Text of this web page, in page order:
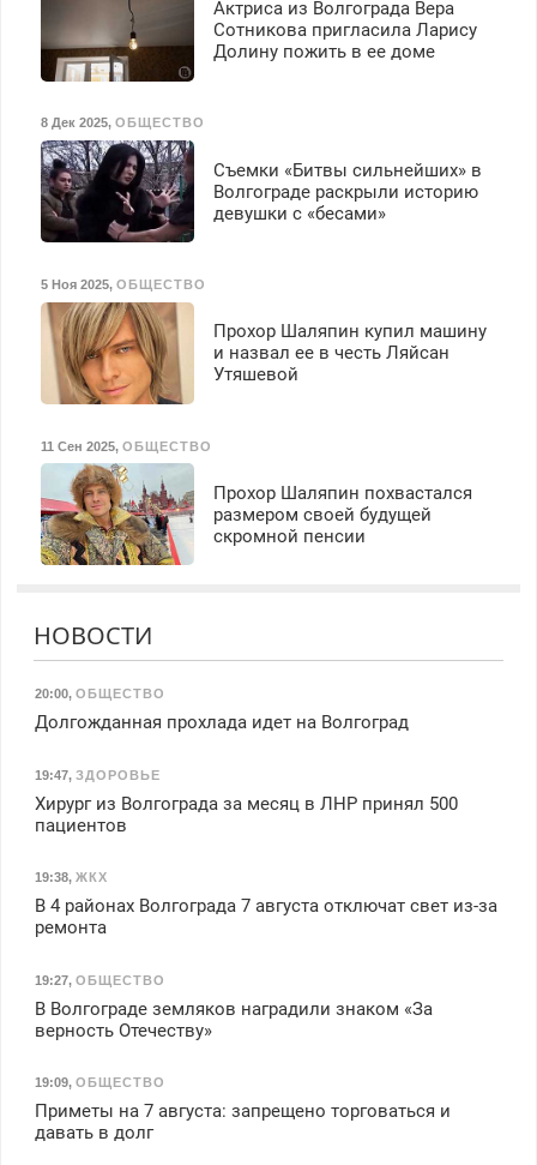
Актриса из Волгограда Вера
Сотникова пригласила Ларису
Долину пожить в ее доме
8 Дек 2025, ОБЩЕСТВО
Съемки «Битвы сильнейших» в
Волгограде раскрыли историю
девушки с «бесами»
5 Ноя 2025, ОБЩЕСТВО
Прохор Шаляпин купил машину
и назвал ее в честь Ляйсан
Утяшевой
11 Сен 2025, ОБЩЕСТВО
Прохор Шаляпин похвастался
размером своей будущей
скромной пенсии
НОВОСТИ
20:00, ОБЩЕСТВО
Долгожданная прохлада идет на Волгоград
19:47, ЗДОРОВЬЕ
Хирург из Волгограда за месяц в ЛНР принял 500
пациентов
19:38, ЖКХ
В 4 районах Волгограда 7 августа отключат свет из-за
ремонта
19:27, ОБЩЕСТВО
В Волгограде земляков наградили знаком «За
верность Отечеству»
19:09, ОБЩЕСТВО
Приметы на 7 августа: запрещено торговаться и
давать в долг